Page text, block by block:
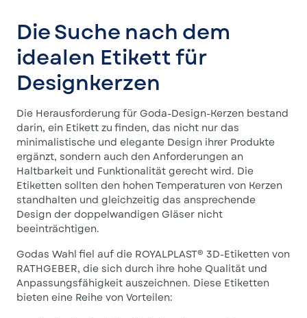
Die Suche nach dem
idealen Etikett für
Designkerzen
Die Herausforderung für Goda-Design-Kerzen bestand
darin, ein Etikett zu finden, das nicht nur das
minimalistische und elegante Design ihrer Produkte
ergänzt, sondern auch den Anforderungen an
Haltbarkeit und Funktionalität gerecht wird. Die
Etiketten sollten den hohen Temperaturen von Kerzen
standhalten und gleichzeitig das ansprechende
Design der doppelwandigen Gläser nicht
beeinträchtigen.
Godas Wahl fiel auf die ROYALPLAST® 3D-Etiketten von
RATHGEBER, die sich durch ihre hohe Qualität und
Anpassungsfähigkeit auszeichnen. Diese Etiketten
bieten eine Reihe von Vorteilen: